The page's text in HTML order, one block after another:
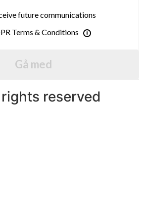
future communications
Terms & Conditions
Gå med
reserved